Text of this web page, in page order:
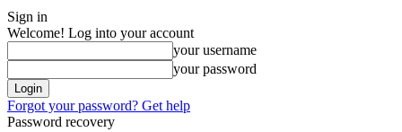
Sign in
Welcome! Log into your account
your username
your password
Forgot your password? Get help
Password recovery